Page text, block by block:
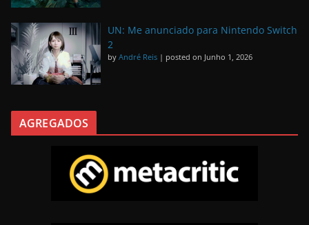
UN: Me anunciado para Nintendo Switch
2
by André Reis | posted on Junho 1, 2026
AGREGADOS